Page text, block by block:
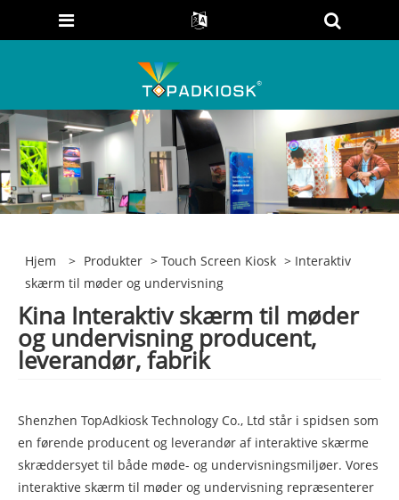
Hjem > Produkter >Touch Screen Kiosk > Interaktiv
skærm til møder og undervisning
Kina Interaktiv skærm til møder
og undervisning producent,
leverandør, fabrik
Shenzhen TopAdkiosk Technology Co., Ltd står i spidsen som
en førende producent og leverandør af interaktive skærme
skræddersyet til både møde- og undervisningsmiljøer. Vores
interaktive skærm til møder og undervisning repræsenterer